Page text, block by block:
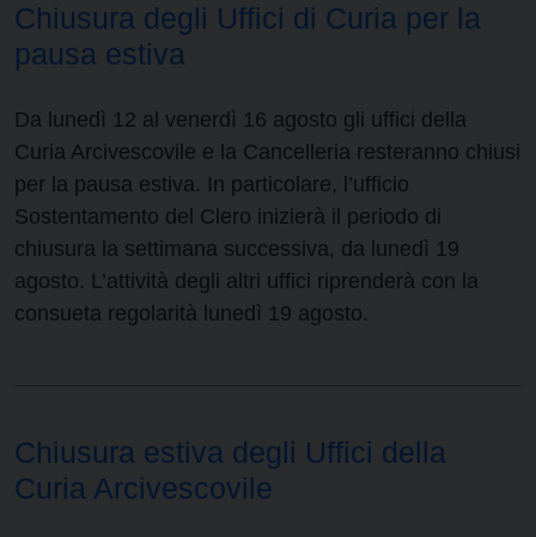
Chiusura degli Uffici di Curia per la
pausa estiva
Da lunedì 12 al venerdì 16 agosto gli uffici della
Curia Arcivescovile e la Cancelleria resteranno chiusi
per la pausa estiva. In particolare, l’ufficio
Sostentamento del Clero inizierà il periodo di
chiusura la settimana successiva, da lunedì 19
agosto. L’attività degli altri uffici riprenderà con la
consueta regolarità lunedì 19 agosto.
Chiusura estiva degli Uffici della
Curia Arcivescovile